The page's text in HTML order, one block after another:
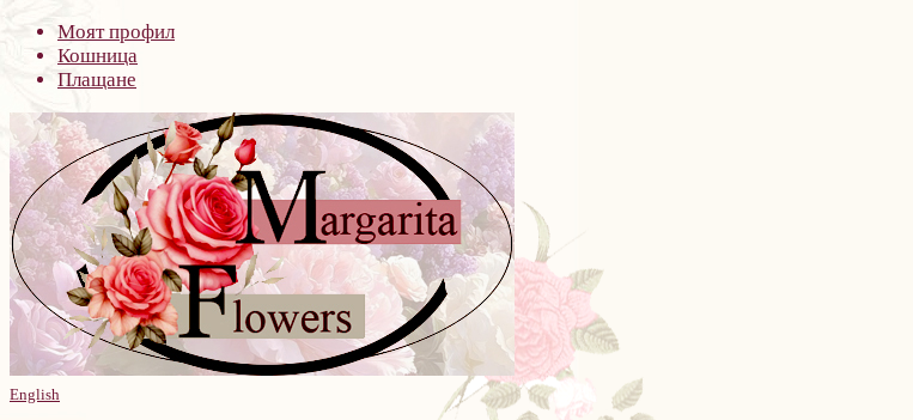
Моят профил
Кошница
Плащане
English